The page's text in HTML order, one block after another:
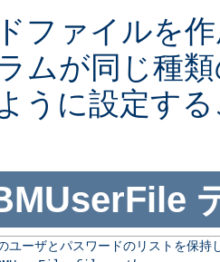
ファイルを
ムが同じ種
うに設定す
ユーザとパスワードのリストを保